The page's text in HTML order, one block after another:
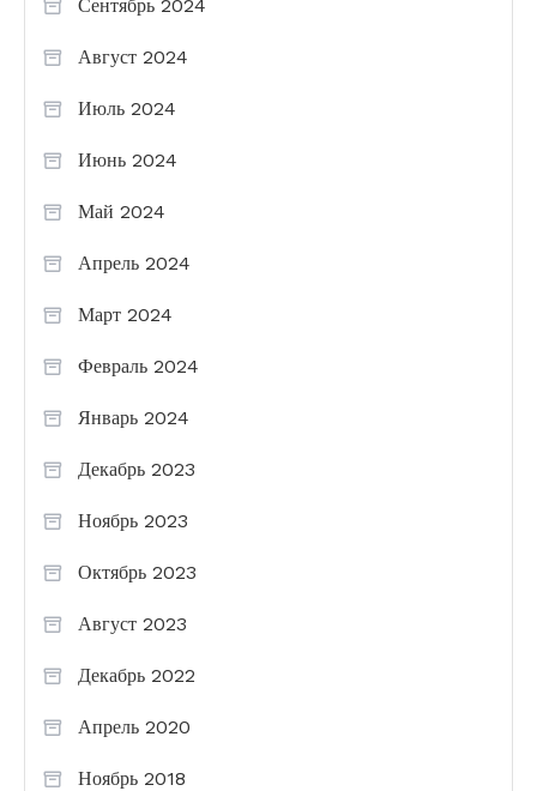
Сентябрь 2024
Август 2024
Июль 2024
Июнь 2024
Май 2024
Апрель 2024
Март 2024
Февраль 2024
Январь 2024
Декабрь 2023
Ноябрь 2023
Октябрь 2023
Август 2023
Декабрь 2022
Апрель 2020
Ноябрь 2018